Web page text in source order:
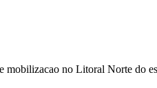
no Litoral Norte do